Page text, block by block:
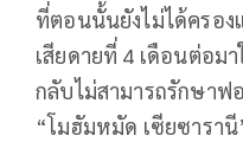
ที่ตอนนั้นยังไม่ได้ครอง
เสียดายที่ 4 เดือนต่อม
กลับไม่สามารถรักษาฟอ
“โมฮัมหมัด เซียซารา